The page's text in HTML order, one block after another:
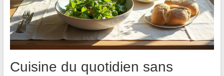
Cuisine du quotidien sans